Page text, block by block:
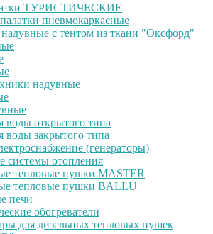
ТУРИСТИЧЕСКИЕ
пневмокаркасные
с тентом из ткани "Оксфорд"
надувные
воды открытого типа
воды закрытого типа
(генераторы)
системы отопления
тепловые пушки MASTER
тепловые пушки BALLU
печи
обогреватели
для дизельных тепловых пушек